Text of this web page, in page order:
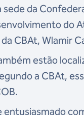
sede da
do
CBAt, Wlamir
estão
a CBAt,
entusiasmado